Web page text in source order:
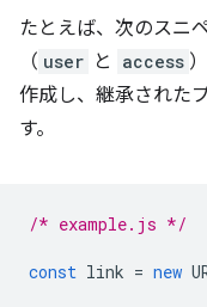
たとえば、次のスニ
（ user と access
作成し、継承された
す。
/* example.js */
const link = new